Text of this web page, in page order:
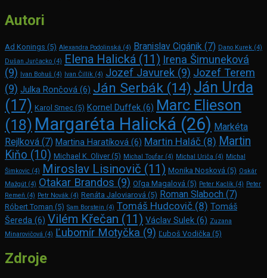
Autori
Ad Konings (5) Alexandra Podolinská (4) Branislav Cigánik (7) Dano Kurek (4)
Dušan Jurčacko (4) Elena Halická (11) Irena Šimuneková
(9) Ivan Bohuš (4) Ivan Čillík (4) Jozef Javurek (9) Jozef Terem
(9) Julka Rončová (6) Ján Serbák (14) Ján Urda
(17) Karol Srnec (5) Kornel Duffek (6) Marc Elie­son
(18) Margaréta Halická (26) Markéta
Rejlková (7) Martina Haratíková (6) Martin Haláč (8) Martin
Kiňo (10) Michael K. Oliver (5) Michal Toufar (4) Michal Uriča (4) Michal
Šimkovic (4) Miroslav Lisinovič (11) Monika Nosková (5) Oskár
Mažgút (4) Otakar Brandos (9) Oľga Magalová (5) Peter Kaclík (4) Peter
Remeň (4) Petr Novák (4) Renáta Jaloviarová (5) Roman Slaboch (7)
Róbert Toman (5) Sam Bors­tein (4) Tomáš Hudcovič (8) Tomáš
Šereda (6) Vilém Křečan (11) Václav Sulek (6) Zuzana
Minarovičová (4) Ľubomír Motyčka (9) Ľuboš Vodička (5)
Zdroje